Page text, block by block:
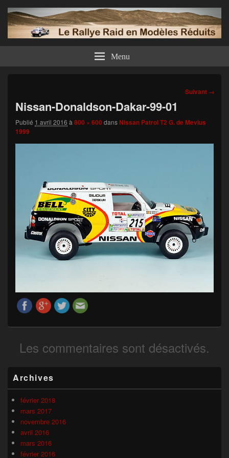
Menu
Navigation
images
Suivant →
Nissan-Donaldson-Dakar-99-01
Publié 1 avril 2016 à 800 × 600dansNissan Patrol T2 G. de Mevius
1999
Les commentaires sont désactivés.
principale
de
widget
pour
barre
latérale
Archives
février 2018
mars 2017
novembre 2016
avril 2016
mars 2016
février 2016